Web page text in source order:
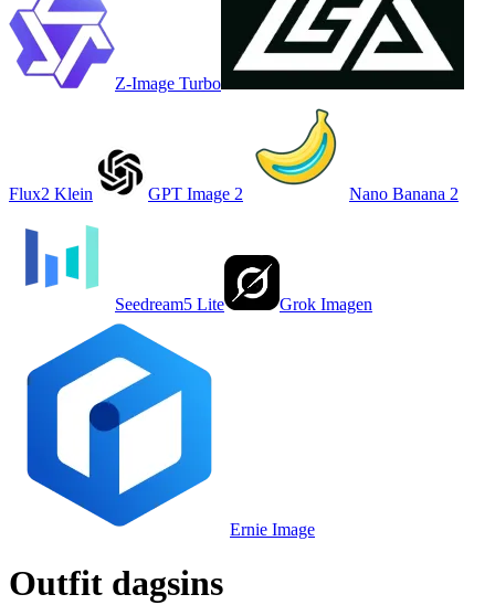
Z-Image Turbo
Flux2 Klein GPT Image 2 Nano Banana 2
Seedream5 Lite Grok Imagen
Ernie Image
Outfit dagsins